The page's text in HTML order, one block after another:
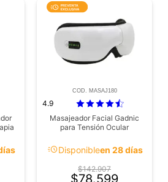
COD. MASAJ180
4.9
Masajeador Facial Gadnic
para Tensión Ocular
acuteDisponibleen 28 días
$142.907
$78.599